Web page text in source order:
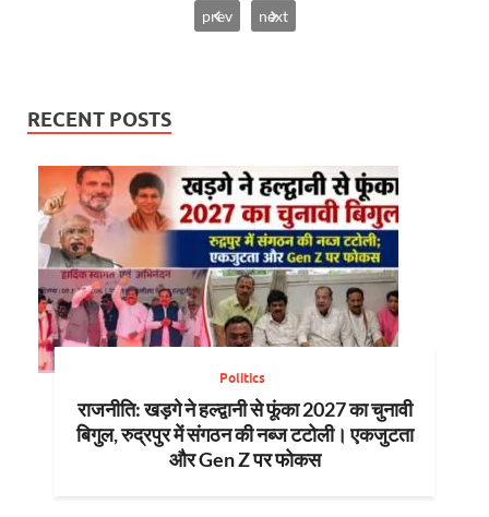
prev next
RECENT POSTS
Politics
राजनीति: खड़गे ने हल्द्वानी से फूंका 2027 का चुनावी
बिगुल, रुद्रपुर में संगठन की नब्ज टटोली। एकजुटता
और Gen Z पर फोकस